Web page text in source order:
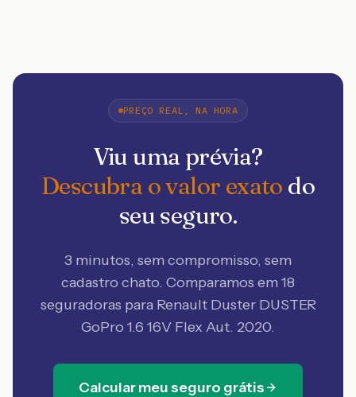
PREÇO REAL, NA HORA
Viu uma prévia?
Descubra o valor exato do
seu seguro.
3 minutos, sem compromisso, sem
cadastro chato. Comparamos em 18
seguradoras para Renault Duster DUSTER
GoPro 1.6 16V Flex Aut. 2020.
Calcular meu seguro grátis